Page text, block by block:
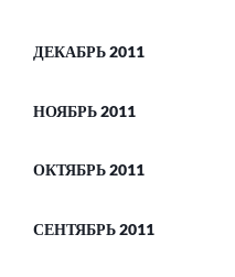
ДЕКАБРЬ 2011
НОЯБРЬ 2011
ОКТЯБРЬ 2011
СЕНТЯБРЬ 2011